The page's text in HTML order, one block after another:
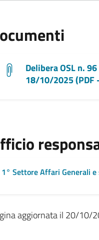
Delibera OSL n.
18/10/2025 (PDF
1° Settore Affari Generali e
aggiornata il 20/10/